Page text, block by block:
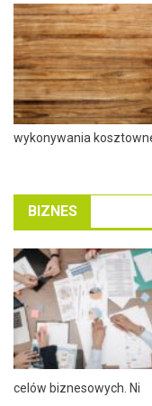
wykonywania
BIZNES
celów biznesowych. Ni